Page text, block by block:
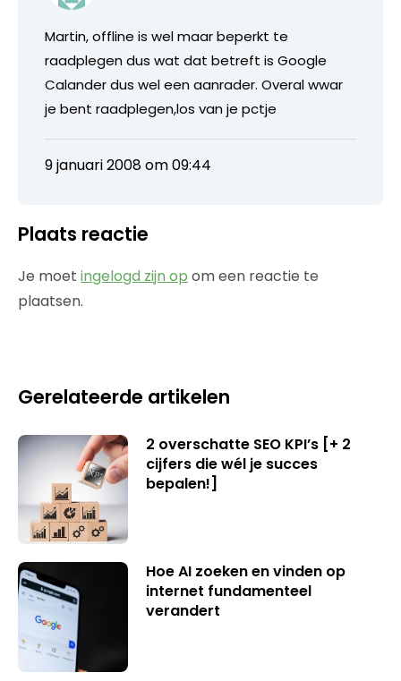
Martin, offline is wel maar beperkt te
raadplegen dus wat dat betreft is Google
Calander dus wel een aanrader. Overal wwar
je bent raadplegen,los van je pctje
9 januari 2008 om 09:44
Plaats reactie
Je moet ingelogd zijn op om een reactie te
plaatsen.
Gerelateerde artikelen
2 overschatte SEO KPI’s [+ 2
cijfers die wél je succes
bepalen!]
Hoe AI zoeken en vinden op
internet fundamenteel
verandert